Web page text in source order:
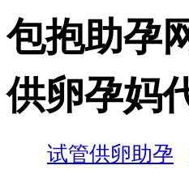
包抱助孕
供卵孕妈
试管供卵助孕